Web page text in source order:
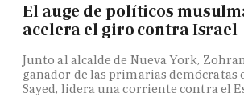
El auge de políticos
acelera el giro contra Israel
Junto al alcalde de Nueva York,
ganador de las primarias demócratas
Sayed, lidera una corriente contra el